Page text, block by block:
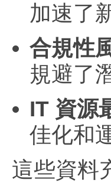
加速了
合規性
規避了
IT 資源
佳化和
這些資料